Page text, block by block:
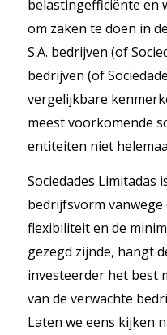
belastingefficiënte en
om zaken te doen in
S.A. bedrijven (of
bedrijven (of
vergelijkbare
meest voorkomende
entiteiten niet
Sociedades Limitadas
bedrijfsvorm
flexibiliteit en de
gezegd zijnde, hangt
investeerder het best
van de verwachte
Laten we eens kijken